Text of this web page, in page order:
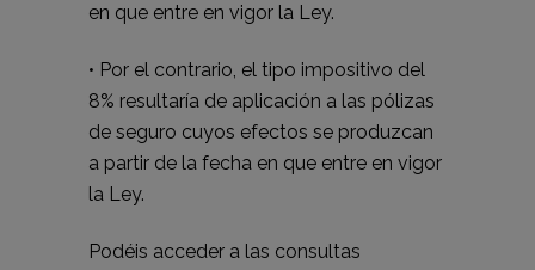
en que entre en vigor la Ley.
• Por el contrario, el tipo impositivo del
8% resultaría de aplicación a las pólizas
de seguro cuyos efectos se produzcan
a partir de la fecha en que entre en vigor
la Ley.
Podéis acceder a las consultas